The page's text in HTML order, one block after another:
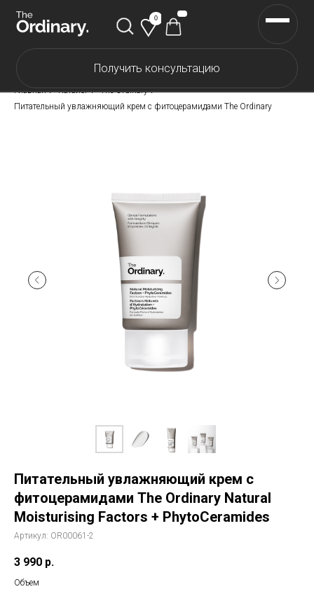
Главная / Каталог / The Ordinary /
Питательный увлажняющий крем с фитоцерамидами The Ordinary
Питательный увлажняющий крем с
фитоцерамидами The Ordinary Natural
Moisturising Factors + PhytoCeramides
Артикул: OR00061-2
3 990 р.
Объем
Каталог The Ordinary
Каталог The INKEY
Доставка и оплата
Самовывоз
О нас
История The Ordinary
Блог